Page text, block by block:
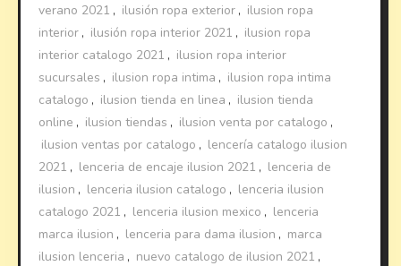
verano 2021 , ilusión ropa exterior , ilusion ropa
interior , ilusión ropa interior 2021 , ilusion ropa
interior catalogo 2021 , ilusion ropa interior
sucursales , ilusion ropa intima , ilusion ropa intima
catalogo , ilusion tienda en linea , ilusion tienda
online , ilusion tiendas , ilusion venta por catalogo ,
ilusion ventas por catalogo , lencería catalogo ilusion
2021 , lenceria de encaje ilusion 2021 , lenceria de
ilusion , lenceria ilusion catalogo , lenceria ilusion
catalogo 2021 , lenceria ilusion mexico , lenceria
marca ilusion , lenceria para dama ilusion , marca
ilusion lenceria , nuevo catalogo de ilusion 2021 ,